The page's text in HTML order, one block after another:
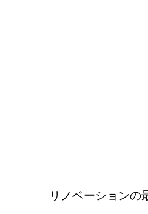
リノベーションの